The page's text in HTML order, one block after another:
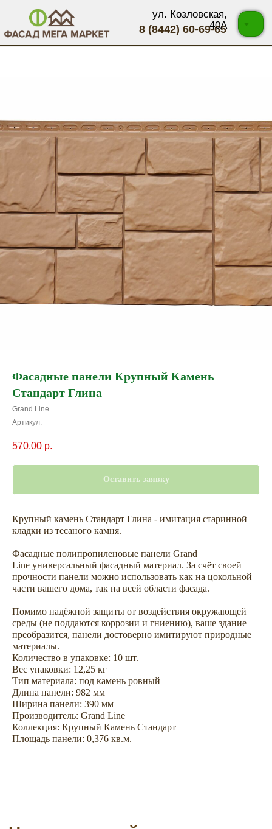
8 (8442) 60-69-65
ул. Козловская,
40А
Фасадные панели Крупный Камень
Стандарт Глина
Grand Line
Артикул:
570,00 р.
Оставить заявку
Крупный камень Стандарт Глина - имитация старинной
кладки из тесаного камня.
Фасадные полипропиленовые панели Grand
Line универсальный фасадный материал. За счёт своей
прочности панели можно использовать как на цокольной
части вашего дома, так на всей области фасада.
Помимо надёжной защиты от воздействия окружающей
среды (не поддаются коррозии и гниению), ваше здание
преобразится, панели достоверно имитируют природные
материалы.
Количество в упаковке: 10 шт.
Вес упаковки: 12,25 кг
Тип материала: под камень ровный
Длина панели: 982 мм
Ширина панели: 390 мм
Производитель: Grand Line
Коллекция: Крупный Камень Стандарт
Площадь панели: 0,376 кв.м.
Не откладывайте
покупку на потом